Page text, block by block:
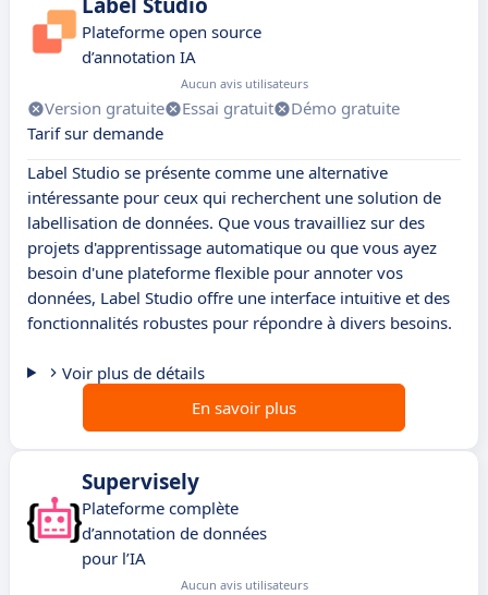
Plateforme open source
d’annotation IA
Aucun avis utilisateurs
Version gratuite Essai gratuit
Démo gratuite
Tarif sur demande
Label Studio se présente comme une alternative
intéressante pour ceux qui recherchent une solution de
labellisation de données. Que vous travailliez sur des
projets d'apprentissage automatique ou que vous ayez
besoin d'une plateforme flexible pour annoter vos
données, Label Studio offre une interface intuitive et des
fonctionnalités robustes pour répondre à divers besoins.
Voir plus de détails
En savoir plus
Supervisely
Plateforme complète
d’annotation de données
pour l’IA
Aucun avis utilisateurs